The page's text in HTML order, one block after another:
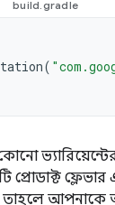
(
ভ্যারিয়েন্টের
ফ্লেভার
তাহলে আপনাকে